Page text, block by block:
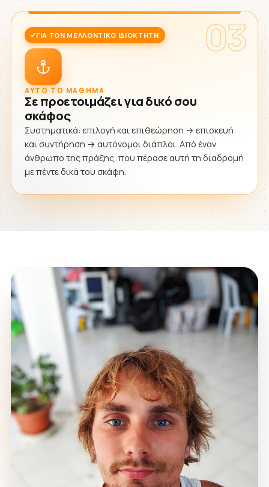
03
ΓΙΑ ΤΟΝ ΜΕΛΛΟΝΤΙΚΌ ΙΔΙΟΚΤΉΤΗ
ΑΥΤΌ ΤΟ ΜΆΘΗΜΑ
Σε προετοιμάζει για δικό σου
σκάφος
Συστηματικά: επιλογή και επιθεώρηση → επισκευή
και συντήρηση → αυτόνομοι διάπλοι. Από έναν
άνθρωπο της πράξης, που πέρασε αυτή τη διαδρομή
με πέντε δικά του σκάφη.